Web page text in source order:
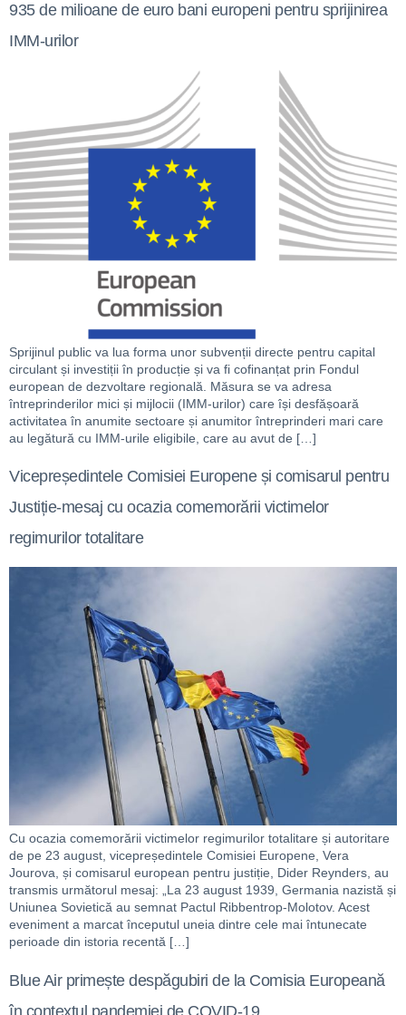
935 de milioane de euro bani europeni pentru sprijinirea
IMM-urilor
Sprijinul public va lua forma unor subvenții directe pentru capital
circulant și investiții în producție și va fi cofinanțat prin Fondul
european de dezvoltare regională. Măsura se va adresa
întreprinderilor mici și mijlocii (IMM-urilor) care își desfășoară
activitatea în anumite sectoare și anumitor întreprinderi mari care
au legătură cu IMM-urile eligibile, care au avut de […]
Vicepreședintele Comisiei Europene și comisarul pentru
Justiție-mesaj cu ocazia comemorării victimelor
regimurilor totalitare
Cu ocazia comemorării victimelor regimurilor totalitare și autoritare
de pe 23 august, vicepreședintele Comisiei Europene, Vera
Jourova, și comisarul european pentru justiție, Dider Reynders, au
transmis următorul mesaj: „La 23 august 1939, Germania nazistă și
Uniunea Sovietică au semnat Pactul Ribbentrop-Molotov. Acest
eveniment a marcat începutul uneia dintre cele mai întunecate
perioade din istoria recentă […]
Blue Air primește despăgubiri de la Comisia Europeană
în contextul pandemiei de COVID-19